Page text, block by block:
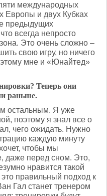
международных
Европы и двух Кубках
предыдущих
всегда непросто
Это очень сложно –
свою игру, но ничего
мне и «Юнайтед»
Теперь они
раньше.
остальным. Я уже
поэтому я знал все о
чего ожидать. Нужно
каждую минуту
чтобы мы
даже перед сном. Это,
нравится такой
правильный подход к
Гал станет тренером